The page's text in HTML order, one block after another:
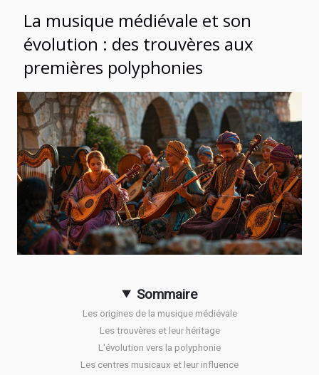
La musique médiévale et son
évolution : des trouvères aux
premières polyphonies
Sommaire
Les origines de la musique médiévale
Les trouvères et leur héritage
L'évolution vers la polyphonie
Les centres musicaux et leur influence